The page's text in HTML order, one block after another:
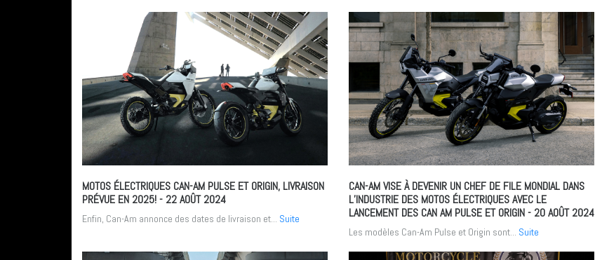
MOTOS ÉLECTRIQUES CAN-AM PULSE ET ORIGIN, LIVRAISON
PRÉVUE EN 2025!- 22 AOÛT 2024
Enfin, Can-Am annonce des dates de livraison et... Suite
CAN-AM VISE À DEVENIR UN CHEF DE FILE MONDIAL DANS
L’INDUSTRIE DES MOTOS ÉLECTRIQUES AVEC LE
LANCEMENT DES CAN AM PULSE ET ORIGIN- 20 AOÛT 2024
Les modèles Can-Am Pulse et Origin sont... Suite